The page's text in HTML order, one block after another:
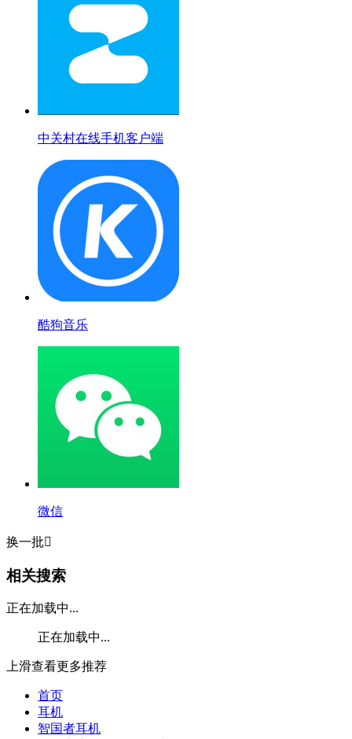
中关村在线手机客户端
酷狗音乐
微信
换一批
相关搜索
正在加载中...
正在加载中...
上滑查看更多推荐
首页
耳机
智国者耳机